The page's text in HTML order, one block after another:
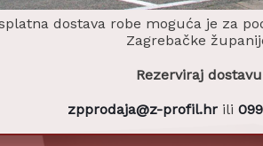
dostava robe moguća je za
Zagrebačke
Rezerviraj dostavu
zpprodaja@z-profil.hrili